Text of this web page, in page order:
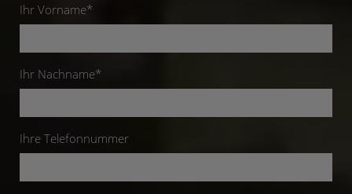
Ihr Vorname*
Ihr Nachname*
Ihre Telefonnummer